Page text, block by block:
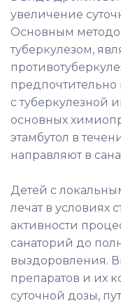
увеличение
Основным
туберкулезом,
предпочтительно
с туберкулезной
основных
этамбутол в
направляют в
Детей с
лечат в условиях
активности
санаторий до
выздоровления.
препаратов и их
суточной дозы,